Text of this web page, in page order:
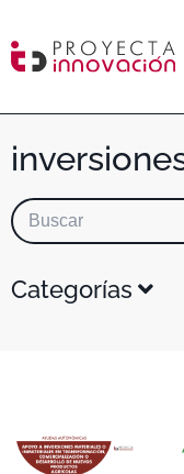
Categorías